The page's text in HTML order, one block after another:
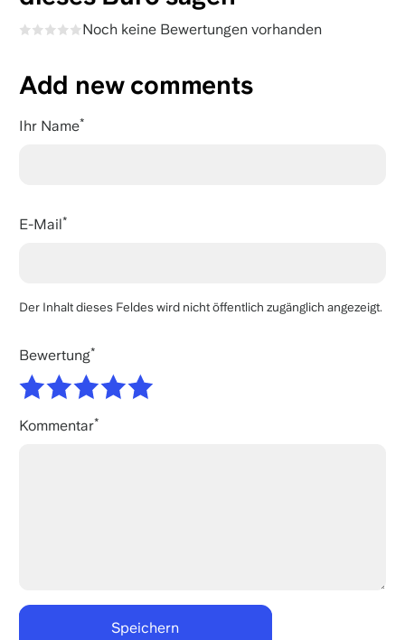
Noch keine Bewertungen vorhanden
Add new comments
Ihr Name
E-Mail
Der Inhalt dieses Feldes wird nicht öffentlich zugänglich angezeigt.
Bewertung
Kommentar